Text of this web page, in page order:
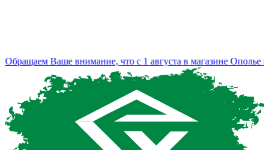
Ваше внимание, что с 1 августа в магазине Ополье